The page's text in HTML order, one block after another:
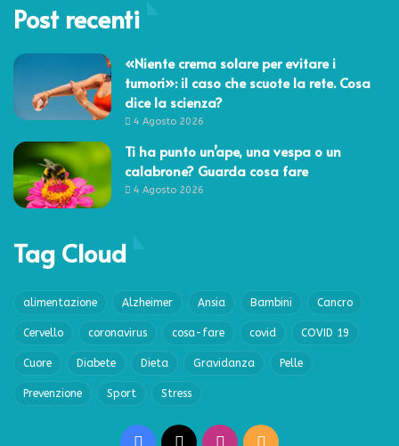
Post recenti
«Niente crema solare per evitare i
tumori»: il caso che scuote la rete. Cosa
dice la scienza?
4 Agosto 2026
Ti ha punto un’ape, una vespa o un
calabrone? Guarda cosa fare
4 Agosto 2026
Tag Cloud
alimentazione Alzheimer Ansia Bambini Cancro
Cervello coronavirus cosa-fare covid COVID 19
Cuore Diabete Dieta Gravidanza Pelle
Prevenzione Sport Stress